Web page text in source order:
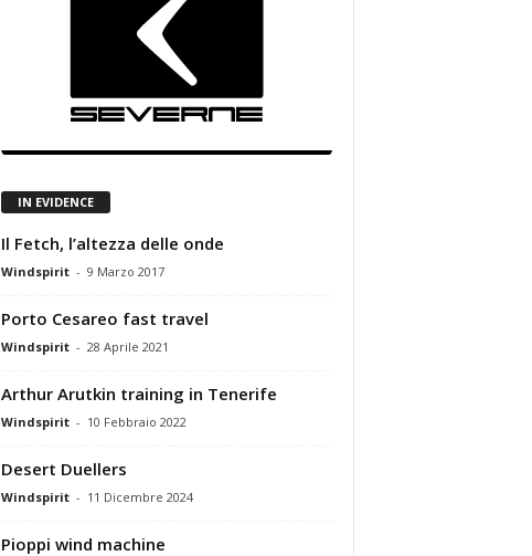
IN EVIDENCE
Il Fetch, l’altezza delle onde
Windspirit - 9 Marzo 2017
Porto Cesareo fast travel
Windspirit - 28 Aprile 2021
Arthur Arutkin training in Tenerife
Windspirit - 10 Febbraio 2022
Desert Duellers
Windspirit - 11 Dicembre 2024
Pioppi wind machine